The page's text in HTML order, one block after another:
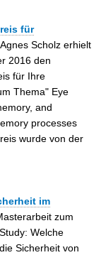
für
Scholz erhielt
2016 den
für Ihre
Thema" Eye
and
processes
wurde von der
im
zum
Welche
Sicherheit von